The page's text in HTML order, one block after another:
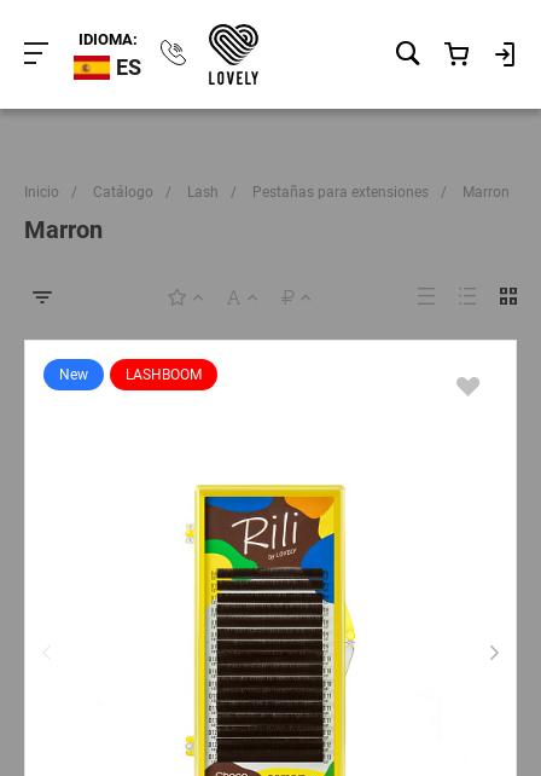
IDIOMA:
ES
Inicio / Catálogo / Lash / Pestañas para extensiones / Marron
Marron
New LASHBOOM